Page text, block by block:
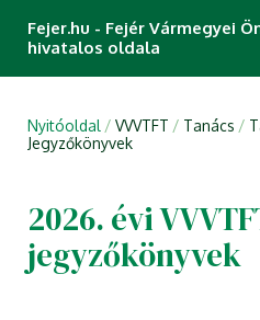
Fejer.hu - Fejér Vármegyei
hivatalos oldala
Nyitóoldal VVVTFT Tanács
Jegyzőkönyvek
2026. évi
jegyzőkönyvek